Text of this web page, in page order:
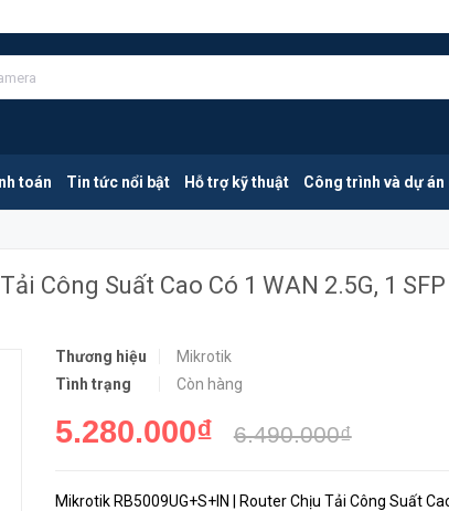
toán Tin tức nổi bật Hỗ trợ kỹ thuật Công trình và dự án
Công Suất Cao Có 1 WAN 2.5G, 1 SFP
Thương hiệu
Mikrotik
Tình trạng
Còn hàng
5.280.000₫ 6.490.000₫
Mikrotik RB5009UG+S+IN | Router Chịu Tải Công Suất
MUA